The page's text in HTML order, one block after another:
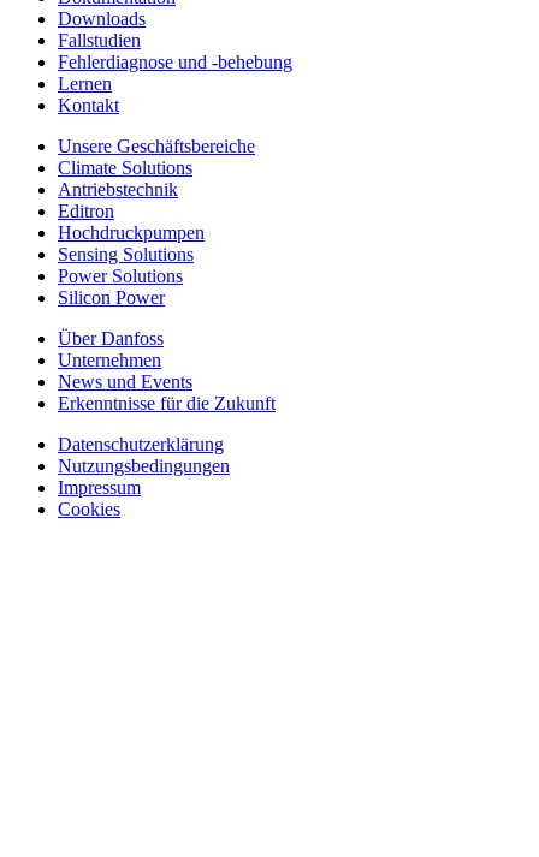
Downloads
Fallstudien
Fehlerdiagnose und -behebung
Lernen
Kontakt
Unsere Geschäftsbereiche
Climate Solutions
Antriebstechnik
Editron
Hochdruckpumpen
Sensing Solutions
Power Solutions
Silicon Power
Über Danfoss
Unternehmen
News und Events
Erkenntnisse für die Zukunft
Datenschutzerklärung
Nutzungsbedingungen
Impressum
Cookies